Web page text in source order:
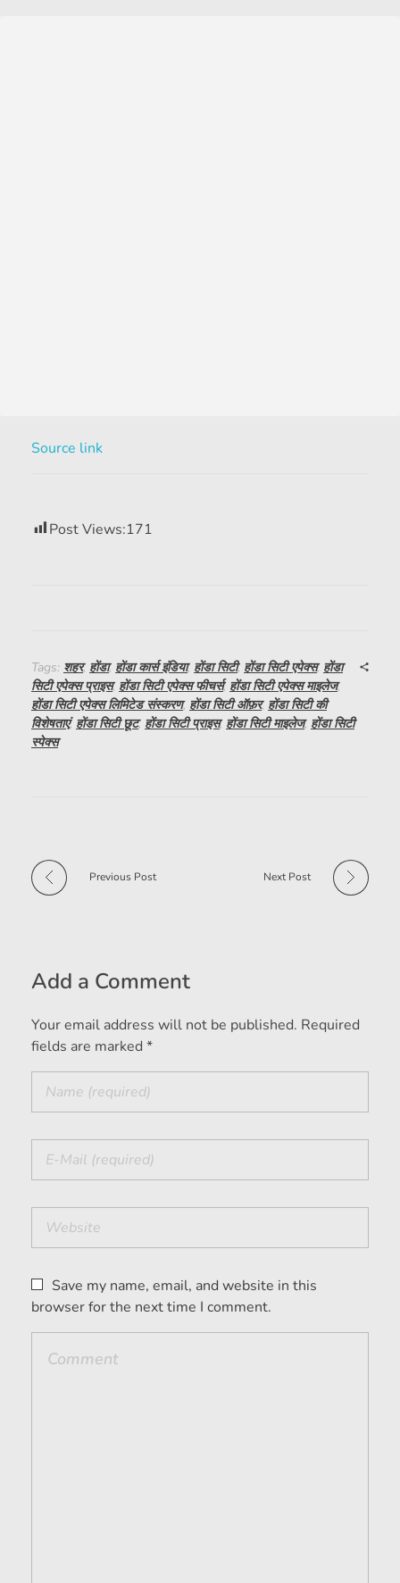
Source link
Post Views:171
Tags: शहर, होंडा, होंडा कार्स इंडिया, होंडा सिटी, होंडा सिटी एपेक्स, होंडा
सिटी एपेक्स प्राइस, होंडा सिटी एपेक्स फीचर्स, होंडा सिटी एपेक्स माइलेज,
होंडा सिटी एपेक्स लिमिटेड संस्करण, होंडा सिटी ऑफ़र, होंडा सिटी की
विशेषताएं, होंडा सिटी छूट, होंडा सिटी प्राइस, होंडा सिटी माइलेज, होंडा सिटी
स्पेक्स
Previous Post Next Post
Add a Comment
Your email address will not be published. Required
fields are marked *
Save my name, email, and website in this
browser for the next time I comment.